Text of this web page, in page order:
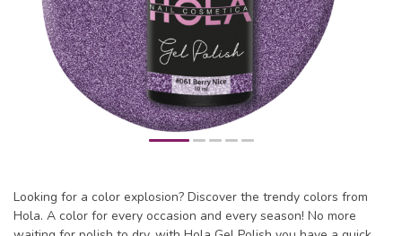
Looking for a color explosion? Discover the trendy colors from
Hola. A color for every occasion and every season! No more